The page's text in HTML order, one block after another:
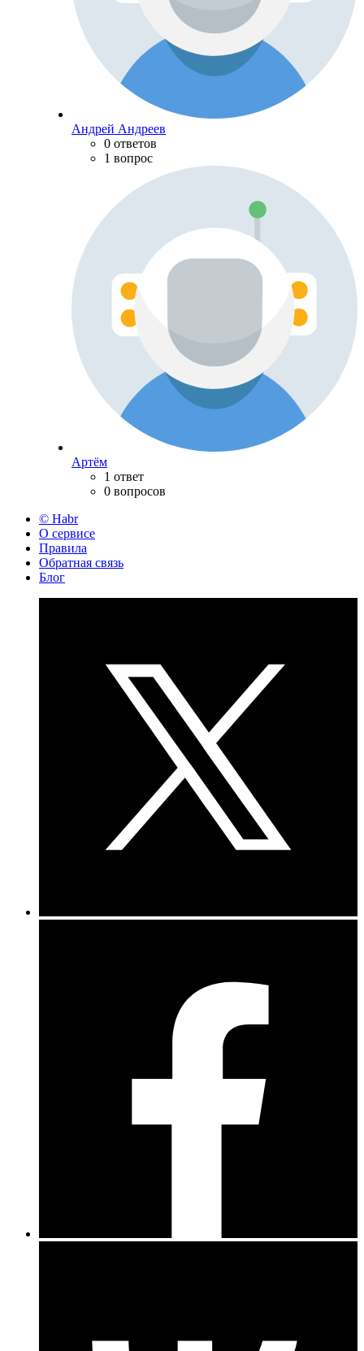
Андрей Андреев
0 ответов
1 вопрос
Артём
1 ответ
0 вопросов
© Habr
О сервисе
Правила
Обратная связь
Блог